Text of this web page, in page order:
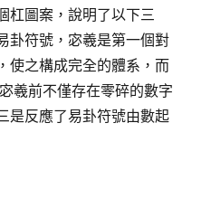
杠圖案，說明了以下三
卦符號，宓羲是第一個對
使之構成完全的體系，而
羲前不僅存在零碎的數字
是反應了易卦符號由數起